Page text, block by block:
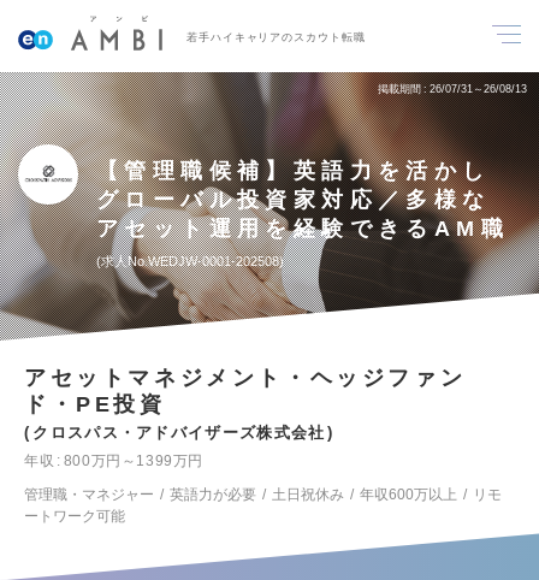
若手ハイキャリアのスカウト転職
掲載期間 26/07/31～26/08/13
【管理職候補】英語力を活かし
グローバル投資家対応／多様な
アセット運用を経験できるAM職
求人No.WEDJW-0001-202508
アセットマネジメント・ヘッジファン
ド・PE投資
クロスパス・アドバイザーズ株式会社
年収
800万円～1399万円
管理職・マネジャー
英語力が必要 土日祝休み 年収600万以上
リモ
ートワーク可能